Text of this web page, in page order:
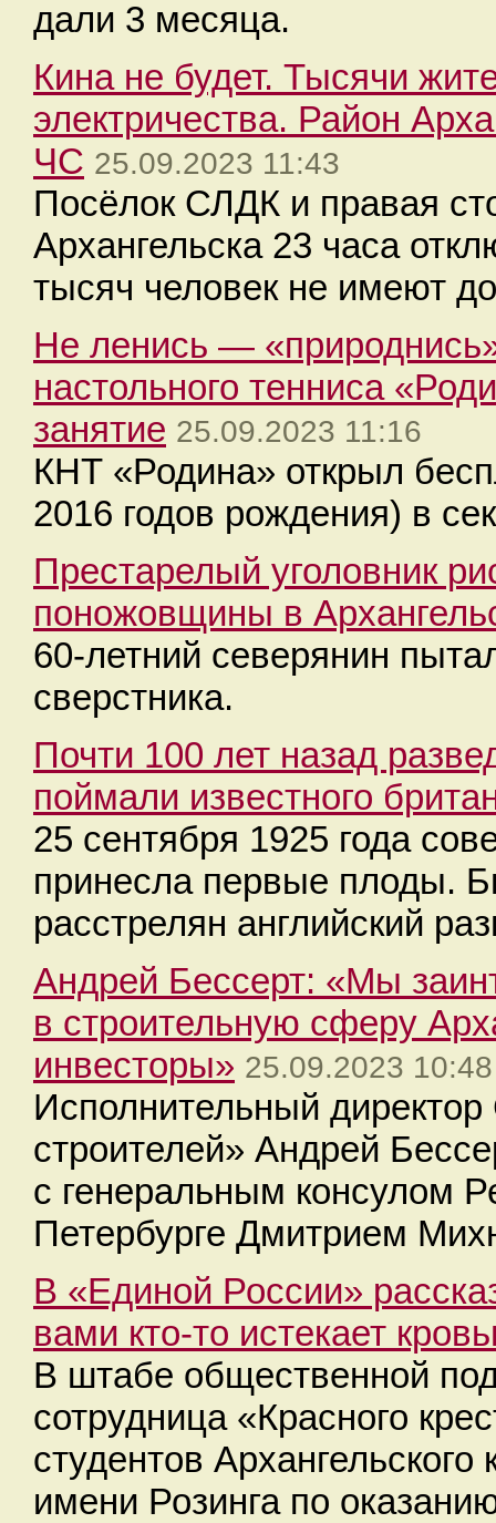
дали 3 месяца.
Кина не будет. Тысячи
электричества. Район
ЧС 25.09.2023 11:43
Посёлок СЛДК и правая
Архангельска 23 часа
тысяч человек не имеют
Не ленись —
настольного тенниса
занятие 25.09.2023 11:16
КНТ «Родина» открыл
2016 годов рождения) в
Престарелый уголовник
поножовщины в
60-летний северянин
сверстника.
Почти 100 лет назад
поймали известного
25 сентября 1925 года
принесла первые плоды.
расстрелян английский
Андрей Бессерт: «Мы
в строительную сферу
инвесторы» 25.09.2023 10:48
Исполнительный
строителей» Андрей
с генеральным консулом
Петербурге Дмитрием
В «Единой России»
вами кто-то истекает
В штабе общественной
сотрудница «Красного
студентов
имени Розинга по